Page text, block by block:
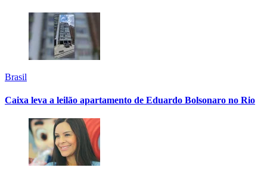
Brasil
Caixa leva a leilão apartamento de Eduardo Bolsonaro no Rio